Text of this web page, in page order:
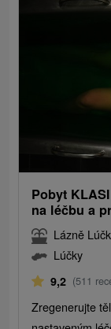
Pobyt
na léčbu a
Lázně
Lúčky
9,2 (511
Zregenerujte